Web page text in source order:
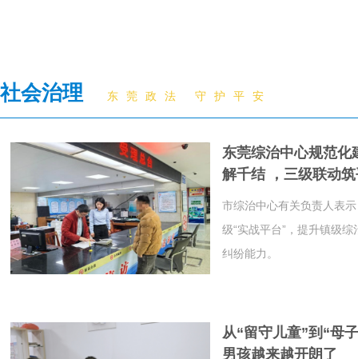
社会治理 东莞政法 守护平安
东莞综治中心规范化
解千结 ，三级联动
市综治中心有关负责人表
级“实战平台”，提升镇级
纠纷能力。
从“留守儿童”到“母
男孩越来越开朗了